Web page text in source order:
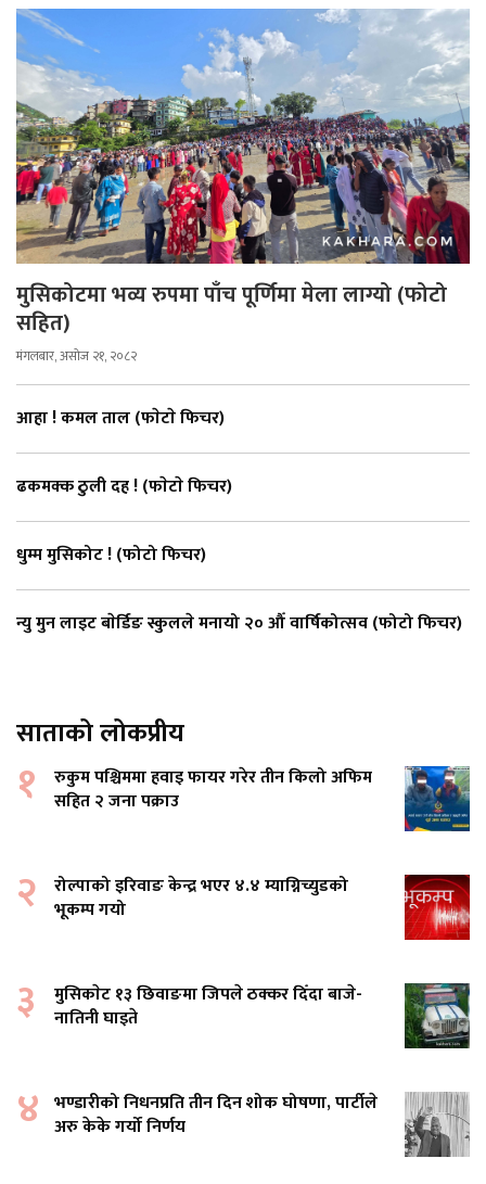
मुसिकोटमा भव्य रुपमा पाँच पूर्णिमा मेला लाग्यो (फोटो
सहित)
मंगलबार, असोज २१, २०८२
आहा ! कमल ताल (फाेटाे फिचर)
ढकमक्क ठुली दह ! (फाेटाे फिचर)
धुम्म मुसिकोट ! (फोटो फिचर)
न्यु मुन लाइट बाेर्डिङ स्कुलले मनायो २० औँ वार्षिकोत्सव (फोटो फिचर)
साताको लोकप्रीय
१
रुकुम पश्चिममा हवाइ फायर गरेर तीन किलो अफिम
सहित २ जना पक्राउ
२
रोल्पाको इरिवाङ केन्द्र भएर ४.४ म्याग्निच्युडको
भूकम्प गयो
३
मुसिकाेट १३ छिवाङमा जिपले ठक्कर दिँदा बाजे-
नातिनी घाइते
४ भण्डारीको निधनप्रति तीन दिन शोक घोषणा, पार्टीले
अरु केके गर्यो निर्णय